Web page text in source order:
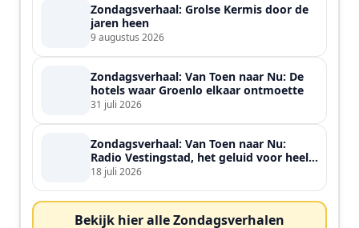
Zondagsverhaal: Grolse Kermis door de
jaren heen
9 augustus 2026
Zondagsverhaal: Van Toen naar Nu: De
hotels waar Groenlo elkaar ontmoette
31 juli 2026
Zondagsverhaal: Van Toen naar Nu:
Radio Vestingstad, het geluid voor heel
de streek
18 juli 2026
Bekijk hier alle Zondagsverhalen